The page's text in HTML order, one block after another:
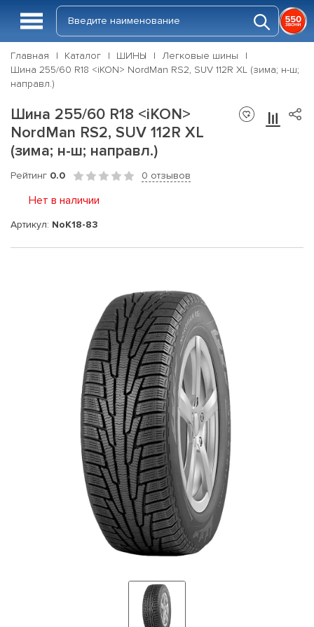
Главная Каталог ШИНЫ
Легковые шины
Шина 255/60 R18 <iKON> NordMan RS2, SUV 112R XL (зима; н-ш;
направл.)
Шина 255/60 R18 <iKON>
NordMan RS2, SUV 112R XL
(зима; н-ш; направл.)
Рейтинг 0.0 0 отзывов
Нет в наличии
Артикул: NoK18-83